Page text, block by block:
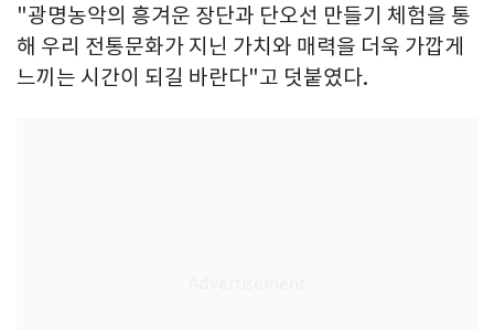
"광명농악의 흥겨운 장단과 단오선 만들기 체험을 통
해 우리 전통문화가 지닌 가치와 매력을 더욱 가깝게
느끼는 시간이 되길 바란다"고 덧붙였다.